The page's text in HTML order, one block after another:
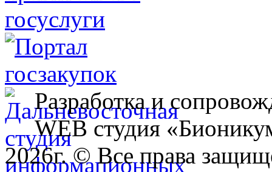
Разработка и
WEB студия
2026г. © Все права